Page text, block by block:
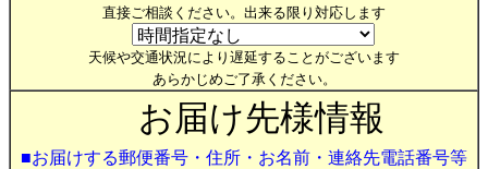
直接ご相談ください。出来る限り対応します
天候や交通状況により遅延することがございます
あらかじめご了承ください。
お届け先様情報
■お届けする郵便番号・住所・お名前・連絡先電話番号等